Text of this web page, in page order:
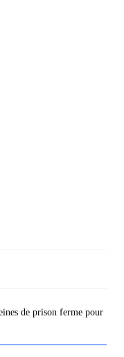
de prison ferme pour